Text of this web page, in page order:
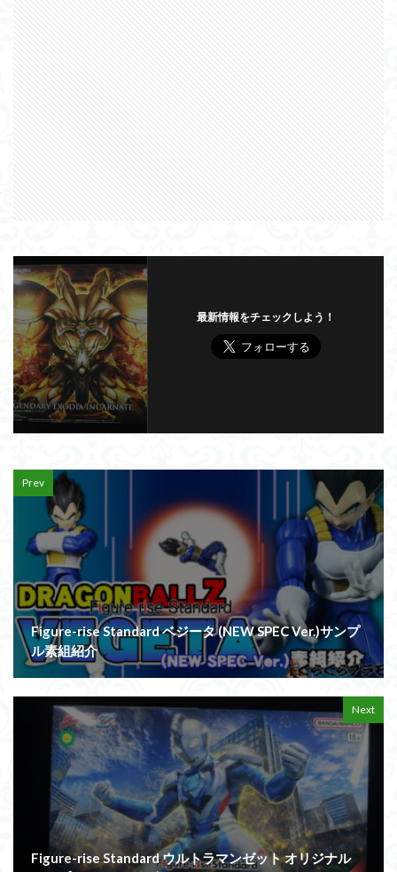
最新情報をチェックしよう！
Prev
Figure-rise Standard ベジータ (NEW SPEC Ver.)サンプ
ル素組紹介
Next
Figure-rise Standard ウルトラマンゼット オリジナル